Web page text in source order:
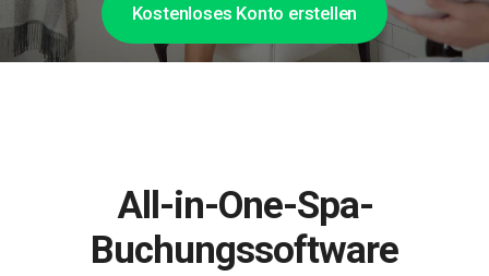
Kostenloses Konto erstellen
All-in-One-Spa-
Buchungssoftware